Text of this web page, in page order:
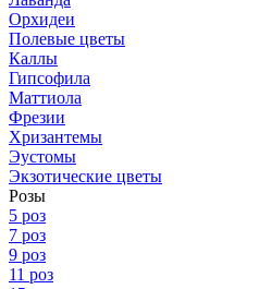
Орхидеи
Полевые цветы
Каллы
Гипсофила
Маттиола
Фрезии
Хризантемы
Эустомы
Экзотические цветы
Розы
5 роз
7 роз
9 роз
11 роз